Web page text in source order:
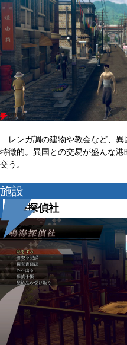
レンガ調の建物や教会など、異
特徴的。異国との交易が盛んな
交う。
施設
鳴海探偵社